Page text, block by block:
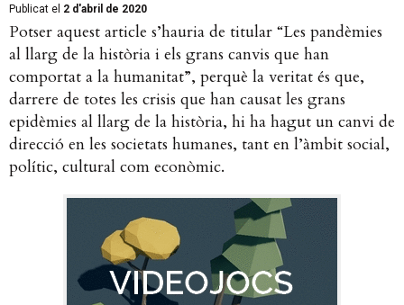
Publicat el 2 d'abril de 2020
Potser aquest article s’hauria de titular “Les pandèmies
al llarg de la història i els grans canvis que han
comportat a la humanitat”, perquè la veritat és que,
darrere de totes les crisis que han causat les grans
epidèmies al llarg de la història, hi ha hagut un canvi de
direcció en les societats humanes, tant en l’àmbit social,
polític, cultural com econòmic.